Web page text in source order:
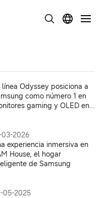
línea Odyssey posiciona a
como número 1 en
gaming y OLED en
03-2026
experiencia inmersiva en
House, el hogar
de Samsung
05-2025